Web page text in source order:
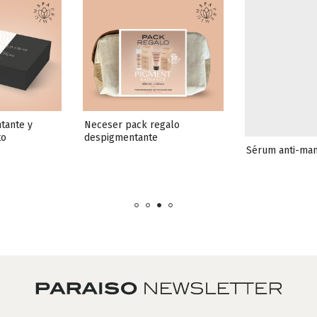
y
Neceser pack regalo
despigmentante
Sérum anti-